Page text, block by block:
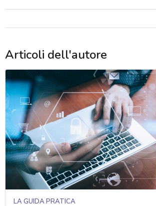
Articoli dell'autore
LA GUIDA PRATICA